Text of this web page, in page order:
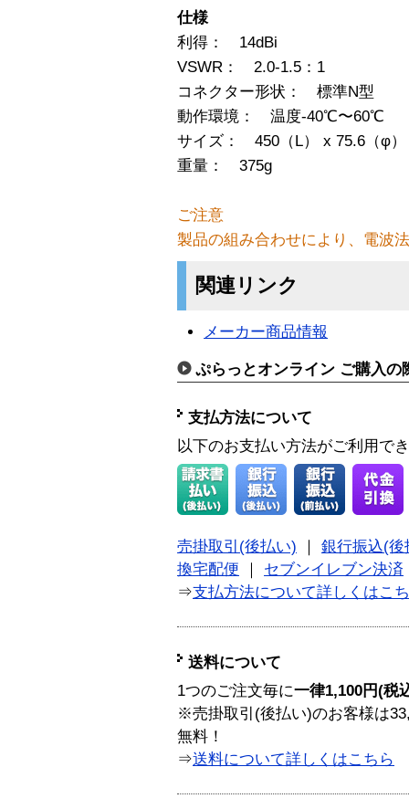
仕様
利得： 14dBi
VSWR： 2.0-1.5：1
コネクター形状： 標準N型
動作環境： 温度-40℃〜60℃
サイズ： 450（L） x 75.6（φ）
重量： 375g
ご注意
製品の組み合わせにより、電波
関連リンク
メーカー商品情報
ぷらっとオンライン ご購入の
支払方法について
以下のお支払い方法がご利用で
売掛取引(後払い)
銀行振込(後
換宅配便
セブンイレブン決済
⇒支払方法について詳しくはこ
送料について
1つのご注文毎に一律1,100円(税
※売掛取引(後払い)のお客様は
無料！
⇒送料について詳しくはこちら